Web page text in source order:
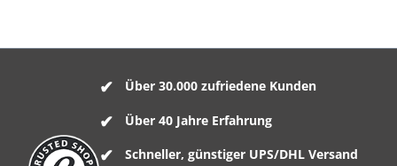
Über 30.000 zufriedene Kunden
Über 40 Jahre Erfahrung
Schneller, günstiger UPS/DHL Versand